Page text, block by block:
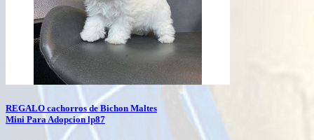
REGALO cachorros de Bichon Maltes
Mini Para Adopcion lp87